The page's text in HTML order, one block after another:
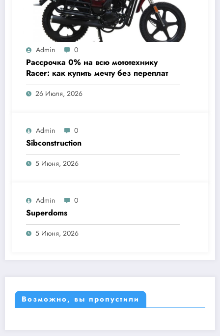
Admin 0
Рассрочка 0% на всю мототехнику
Racer: как купить мечту без переплат
26 Июля, 2026
Admin 0
Sibconstruction
5 Июня, 2026
Admin 0
Superdoms
5 Июня, 2026
Возможно, вы пропустили